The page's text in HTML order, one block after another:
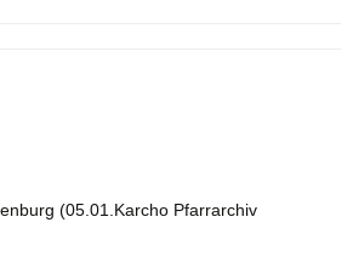
(05.01.Karcho Pfarrarchiv